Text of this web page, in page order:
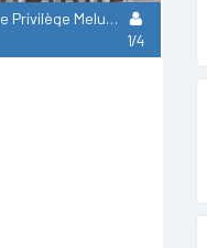
Mobil Home Privilège Melusine - 2 Chambres
1/4